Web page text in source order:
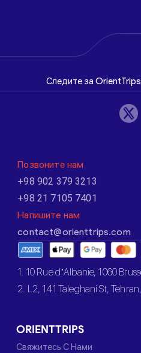
Следите за
Позвоните нам
+98 902 379 3213
+98 21 7105 7401
Напишите нам
contact@orienttrips.com
1. 10 Rue d’Albanie, 1060
2. L2, 141 Taleghani St,
ORIENTTRIPS
Свяжитесь С Нами